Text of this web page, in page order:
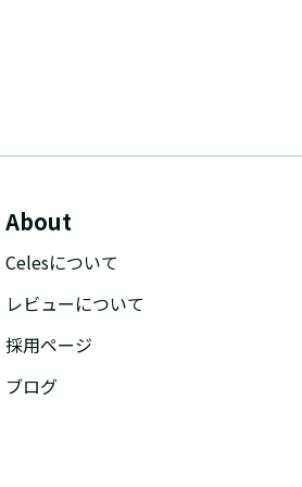
About
Celesについて
レビューについて
採用ページ
ブログ